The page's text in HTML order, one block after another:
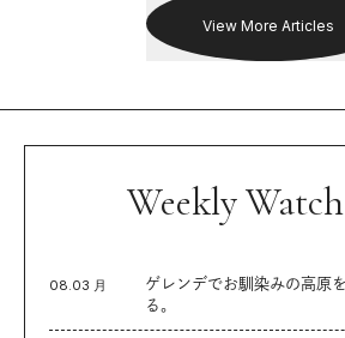
View More Articles
Weekly
08.03 月
ゲレンデでお馴染みの高原
る。